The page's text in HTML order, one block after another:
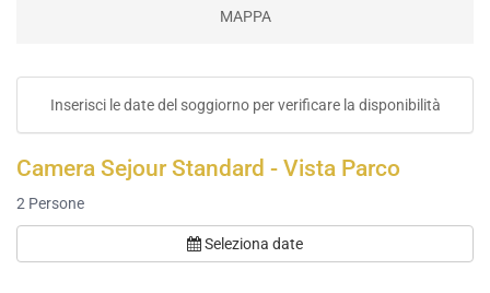
MAPPA
Inserisci le date del soggiorno per verificare la disponibilità
Camera Sejour Standard - Vista Parco
2 Persone
Seleziona date